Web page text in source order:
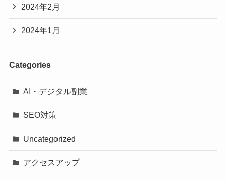
2024年2月
2024年1月
Categories
AI・デジタル副業
SEO対策
Uncategorized
アクセスアップ